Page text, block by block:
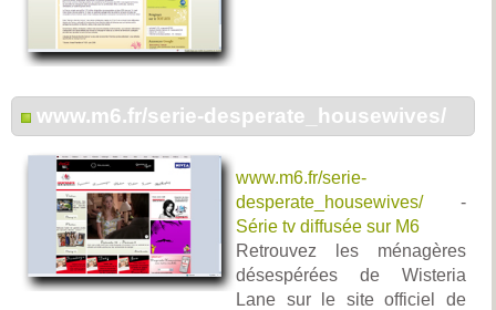
www.m6.fr/serie-desperate_housewives/
www.m6.fr/serie-
desperate_housewives/-
Série tv diffusée sur M6
Retrouvez les ménagères
désespérées de Wisteria
Lane sur le site officiel de